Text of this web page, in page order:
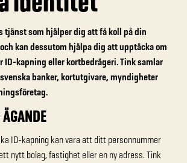
tjänst som hjälper dig att få koll på din
kan dessutom hjälpa dig att upptäcka om
kapning eller kortbedrägeri. Tink samlar
banker, kortutgivare, myndigheter
ID-kapning kan vara att ditt personnummer
nytt bolag, fastighet eller en ny adress. Tink